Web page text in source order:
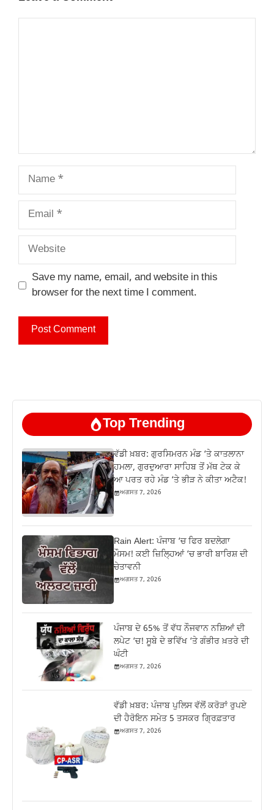
Name
Email
Website
Save my name, email, and website in this
browser for the next time I comment.
Top Trending
ਵੱਡੀ ਖ਼ਬਰ: ਗੁਰਸਿਮਰਨ ਮੰਡ ‘ਤੇ ਕਾਤਲਾਨਾ
ਹਮਲਾ, ਗੁਰਦੁਆਰਾ ਸਾਹਿਬ ਤੋਂ ਮੱਥ ਟੇਕ ਕੇ
ਆ ਪਰਤ ਰਹੇ ਮੰਡ ‘ਤੇ ਭੀੜ ਨੇ ਕੀਤਾ ਅਟੈਕ!
ਅਗਸਤ 7, 2026
Rain Alert: ਪੰਜਾਬ ‘ਚ ਫਿਰ ਬਦਲੇਗਾ
ਮੌਸਮ! ਕਈ ਜ਼ਿਲ੍ਹਿਆਂ ‘ਚ ਭਾਰੀ ਬਾਰਿਸ਼ ਦੀ
ਚੇਤਾਵਨੀ
ਅਗਸਤ 7, 2026
ਪੰਜਾਬ ਦੇ 65% ਤੋਂ ਵੱਧ ਨੌਜਵਾਨ ਨਸ਼ਿਆਂ ਦੀ
ਲਪੇਟ ‘ਚ! ਸੂਬੇ ਦੇ ਭਵਿੱਖ ‘ਤੇ ਗੰਭੀਰ ਖ਼ਤਰੇ ਦੀ
ਘੰਟੀ
ਅਗਸਤ 7, 2026
ਵੱਡੀ ਖ਼ਬਰ: ਪੰਜਾਬ ਪੁਲਿਸ ਵੱਲੋਂ ਕਰੋੜਾਂ ਰੁਪਏ
ਦੀ ਹੈਰੋਇਨ ਸਮੇਤ 5 ਤਸਕਰ ਗ੍ਰਿਫ਼ਤਾਰ
ਅਗਸਤ 7, 2026